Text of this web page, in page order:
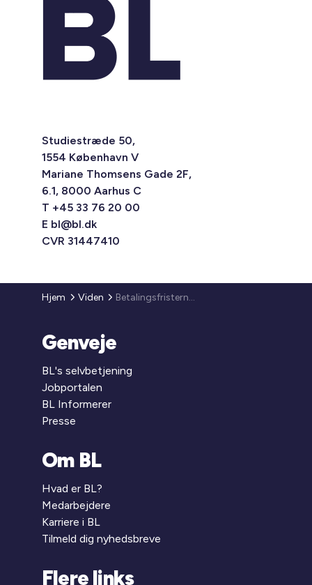
Studiestræde 50,
1554 København V
Mariane Thomsens Gade 2F,
6.1, 8000 Aarhus C
T +45 33 76 20 00
E bl@bl.dk
CVR 31447410
Hjem Viden Betalingsfristerne for indeholdt A-skat, AM-bidrag og moms udskydes
Genveje
BL's selvbetjening
Jobportalen
BL Informerer
Presse
Om BL
Hvad er BL?
Medarbejdere
Karriere i BL
Tilmeld dig nyhedsbreve
Flere links